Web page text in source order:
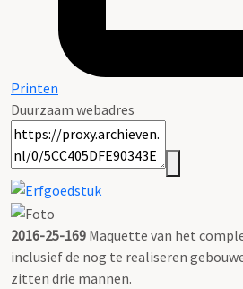
Printen
Duurzaam webadres
2016-25-169 Maquette van het
inclusief de nog te realiseren
zitten drie mannen.